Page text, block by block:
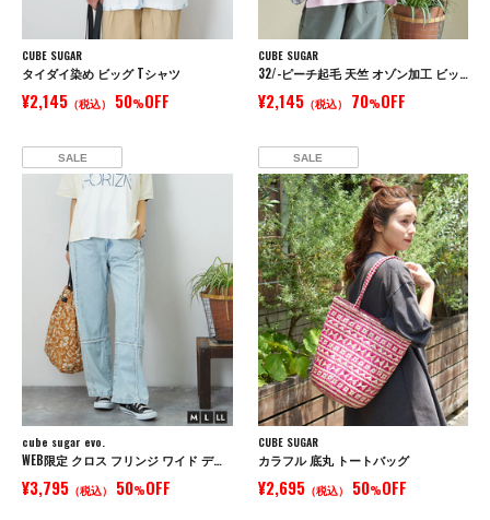
CUBE SUGAR
タイダイ染め ビッグ Tシャツ
¥2,145 （税込） 50%OFF
CUBE SUGAR
32/-ピーチ起毛 天竺 オゾン加工 ビッグ Tシャツ
¥2,145（税込） 70%OFF
SALE
cube sugar evo.
WEB限定 クロス フリンジ ワイド デニム パンツ
¥3,795 （税込） 50%OFF
SALE
CUBE SUGAR
カラフル 底丸 トートバッグ
¥2,695（税込） 50%OFF